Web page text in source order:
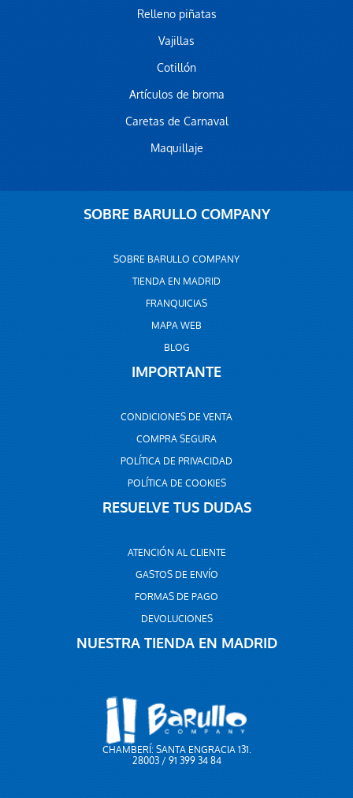
Relleno piñatas
Vajillas
Cotillón
Artículos de broma
Caretas de Carnaval
Maquillaje
SOBRE BARULLO COMPANY
SOBRE BARULLO COMPANY
TIENDA EN MADRID
FRANQUICIAS
MAPA WEB
BLOG
IMPORTANTE
CONDICIONES DE VENTA
COMPRA SEGURA
POLÍTICA DE PRIVACIDAD
POLÍTICA DE COOKIES
RESUELVE TUS DUDAS
ATENCIÓN AL CLIENTE
GASTOS DE ENVÍO
FORMAS DE PAGO
DEVOLUCIONES
NUESTRA TIENDA EN MADRID
CHAMBERÍ: SANTA ENGRACIA 131.
28003 / 91 399 34 84